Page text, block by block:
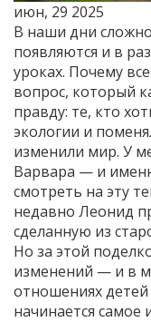
июн, 29 2025
В наши дни
появляются и в
уроках. Почему
вопрос, который
правду: те, кто
экологии и
изменили мир. У
Варвара — и
смотреть на эту
недавно Леонид
сделанную из
Но за этой
изменений — и в
отношениях
начинается самое